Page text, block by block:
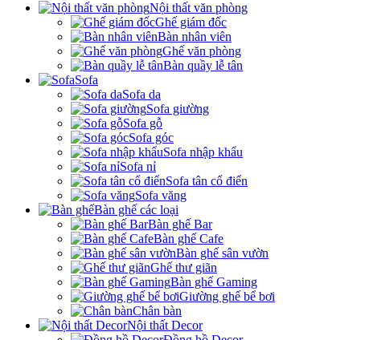
Nội thất văn phòng
Ghế giám đốc
Bàn nhân viên
Ghế văn phòng
Bàn quầy lễ tân
Sofa
Sofa da
Sofa giường
Sofa gỗ
Sofa góc
Sofa nhập khẩu
Sofa nỉ
Sofa tân cổ điển
Sofa văng
Bàn ghế các loại
Bàn ghế Bar
Bàn ghế Cafe
Bàn ghế sân vườn
Ghế thư giãn
Bàn ghế Gaming
Giường ghế bể bơi
Chân bàn
Nội thất Decor